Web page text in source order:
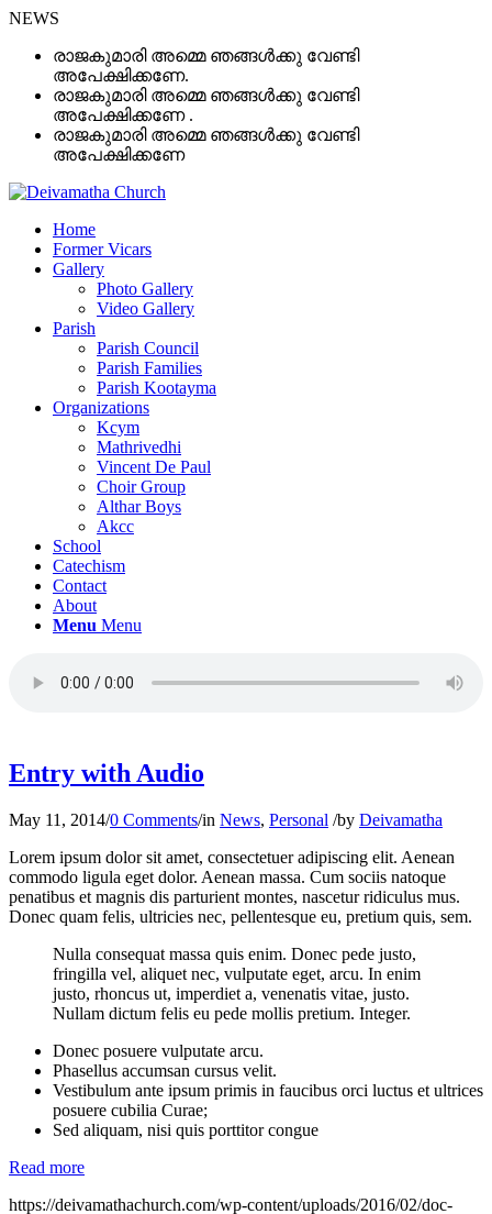
NEWS
രാജകുമാരി അമ്മെ ഞങ്ങൾക്കു വേണ്ടി
അപേക്ഷിക്കണേ.
രാജകുമാരി അമ്മെ ഞങ്ങൾക്കു വേണ്ടി
അപേക്ഷിക്കണേ .
രാജകുമാരി അമ്മെ ഞങ്ങൾക്കു വേണ്ടി
അപേക്ഷിക്കണേ
Home
Former Vicars
Gallery
Photo Gallery
Video Gallery
Parish
Parish Council
Parish Families
Parish Kootayma
Organizations
Kcym
Mathrivedhi
Vincent De Paul
Choir Group
Althar Boys
Akcc
School
Catechism
Contact
About
Menu Menu
Entry with Audio
May 11, 2014/0 Comments/in News, Personal /by Deivamatha
Lorem ipsum dolor sit amet, consectetuer adipiscing elit. Aenean
commodo ligula eget dolor. Aenean massa. Cum sociis natoque
penatibus et magnis dis parturient montes, nascetur ridiculus mus.
Donec quam felis, ultricies nec, pellentesque eu, pretium quis, sem.
Nulla consequat massa quis enim. Donec pede justo,
fringilla vel, aliquet nec, vulputate eget, arcu. In enim
justo, rhoncus ut, imperdiet a, venenatis vitae, justo.
Nullam dictum felis eu pede mollis pretium. Integer.
Donec posuere vulputate arcu.
Phasellus accumsan cursus velit.
Vestibulum ante ipsum primis in faucibus orci luctus et ultrices
posuere cubilia Curae;
Sed aliquam, nisi quis porttitor congue
Read more
https://deivamathachurch.com/wp-content/uploads/2016/02/doc-